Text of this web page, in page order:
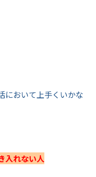
において上手くいかな
入れない人